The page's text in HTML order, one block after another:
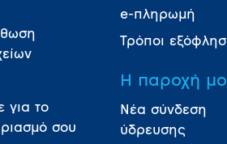
για το
σου
e-πληρωμή
Τρόποι
Η παροχή
Νέα σύνδεση
ύδρευσης